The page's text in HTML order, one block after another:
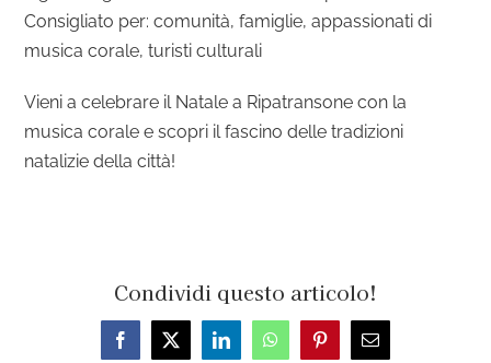
Consigliato per: comunità, famiglie, appassionati di
musica corale, turisti culturali
Vieni a celebrare il Natale a Ripatransone con la
musica corale e scopri il fascino delle tradizioni
natalizie della città!
Condividi questo articolo!
Facebook
X LinkedInWhatsAppPinterestEmail